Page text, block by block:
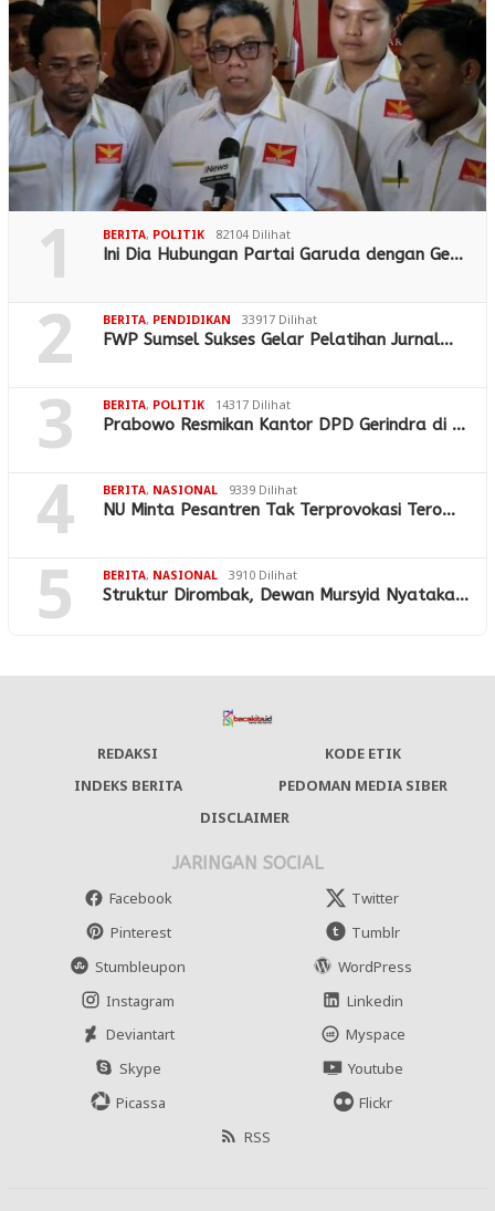
1 BERITA, POLITIK 82104 Dilihat
Ini Dia Hubungan Partai Garuda dengan Ge…
2 BERITA, PENDIDIKAN 33917 Dilihat
FWP Sumsel Sukses Gelar Pelatihan Jurnal…
3 BERITA, POLITIK 14317 Dilihat
Prabowo Resmikan Kantor DPD Gerindra di …
4 BERITA, NASIONAL 9339 Dilihat
NU Minta Pesantren Tak Terprovokasi Tero…
5 BERITA, NASIONAL 3910 Dilihat
Struktur Dirombak, Dewan Mursyid Nyataka…
REDAKSI
KODE ETIK
INDEKS BERITA
PEDOMAN MEDIA SIBER
DISCLAIMER
JARINGAN SOCIAL
Facebook
Twitter
Pinterest
Tumblr
Stumbleupon
WordPress
Instagram
Linkedin
Deviantart
Myspace
Skype
Youtube
Picassa
Flickr
RSS